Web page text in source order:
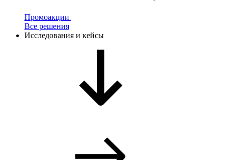
Промоакции
Все решения
Исследования и кейсы